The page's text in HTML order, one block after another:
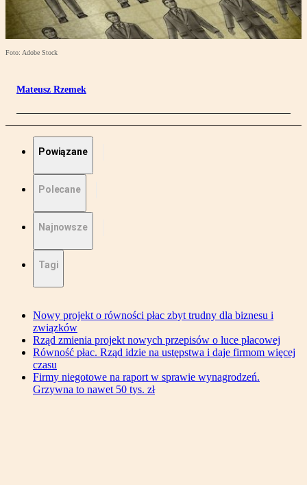
Foto: Adobe Stock
Mateusz Rzemek
Powiązane
Polecane
Najnowsze
Tagi
Nowy projekt o równości płac zbyt trudny dla biznesu i
związków
Rząd zmienia projekt nowych przepisów o luce płacowej
Równość płac. Rząd idzie na ustępstwa i daje firmom więcej
czasu
Firmy niegotowe na raport w sprawie wynagrodzeń.
Grzywna to nawet 50 tys. zł